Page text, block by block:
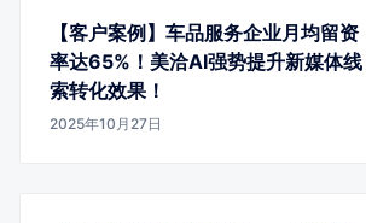
【客户案例】车品服务企业月均留资
率达65%！美洽AI强势提升新媒体线
索转化效果！
2025年10月27日